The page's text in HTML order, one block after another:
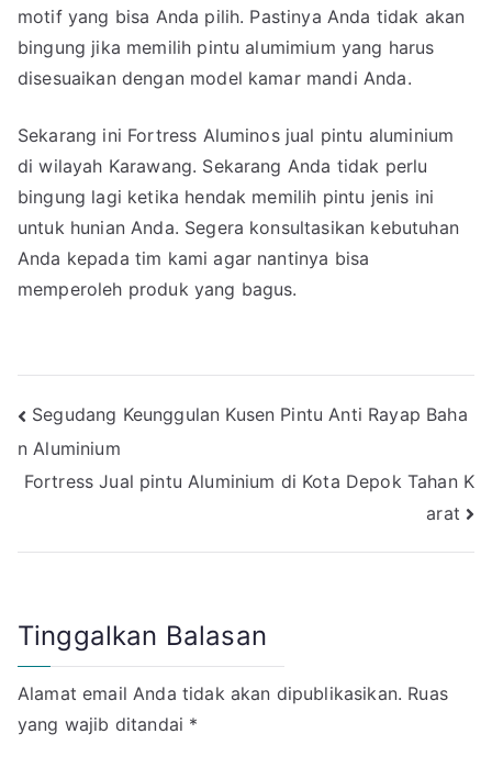
motif yang bisa Anda pilih. Pastinya Anda tidak akan
bingung jika memilih pintu alumimium yang harus
disesuaikan dengan model kamar mandi Anda.
Sekarang ini Fortress Aluminos jual pintu aluminium
di wilayah Karawang. Sekarang Anda tidak perlu
bingung lagi ketika hendak memilih pintu jenis ini
untuk hunian Anda. Segera konsultasikan kebutuhan
Anda kepada tim kami agar nantinya bisa
memperoleh produk yang bagus.
Navigasi
pos
Segudang Keunggulan Kusen Pintu Anti Rayap Baha
n Aluminium
Fortress Jual pintu Aluminium di Kota Depok Tahan K
arat
Tinggalkan Balasan
Alamat email Anda tidak akan dipublikasikan. Ruas
yang wajib ditandai *